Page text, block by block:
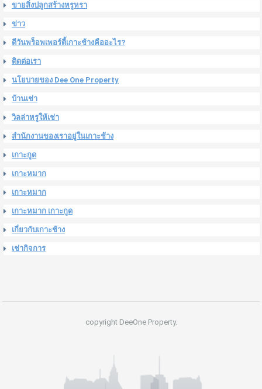
ขายสิ่งปลูกสร้างหรูหรา
ข่าว
ดีวันพร็อพเพอร์ตี้เกาะช้างคืออะไร?
ติดต่อเรา
นโยบายของ Dee One Property
บ้านเช่า
วิลล่าหรูให้เช่า
สำนักงานของเราอยู่ในเกาะช้าง
เกาะกูด
เกาะหมาก
เกาะหมาก
เกาะหมาก เกาะกูด
เกี่ยวกับเกาะช้าง
เช่ากิจการ
copyright DeeOne Property.